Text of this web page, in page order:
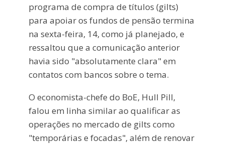
programa de compra de títulos (gilts)
para apoiar os fundos de pensão termina
na sexta-feira, 14, como já planejado, e
ressaltou que a comunicação anterior
havia sido "absolutamente clara" em
contatos com bancos sobre o tema.
O economista-chefe do BoE, Hull Pill,
falou em linha similar ao qualificar as
operações no mercado de gilts como
"temporárias e focadas", além de renovar